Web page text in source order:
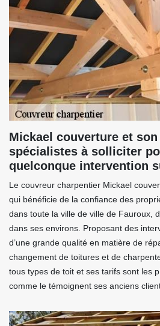
Mickael couverture et
spécialistes à solliciter
quelconque intervention
Le couvreur charpentier Mickael
qui bénéficie de la confiance des
dans toute la ville de ville de Fauroux,
dans ses environs. Proposant des
d’une grande qualité en matière de
changement de toitures et de
tous types de toit et ses tarifs sont les
comme le témoignent ses anciens